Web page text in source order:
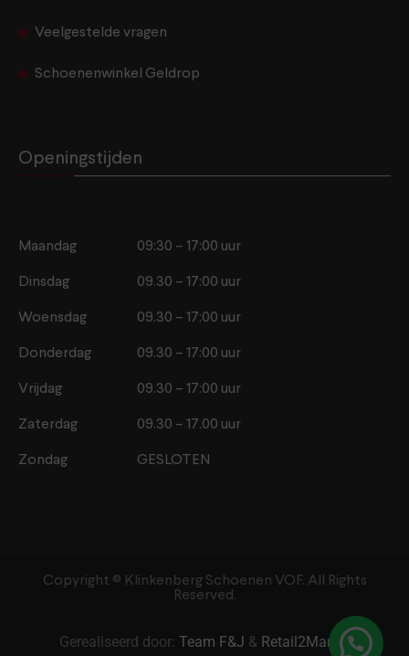
Veelgestelde vragen
Schoenenwinkel Geldrop
Openingstijden
Maandag 09:30 – 17:00 uur
Dinsdag 09.30 – 17:00 uur
Woensdag 09.30 – 17:00 uur
Donderdag 09.30 – 17:00 uur
Vrijdag 09.30 – 17:00 uur
Zaterdag 09.30 – 17.00 uur
Zondag GESLOTEN
Copyright ©️ Klinkenberg Schoenen VOF. All Rights
Reserved.
Gerealiseerd door: Team F&J & Retail2Market